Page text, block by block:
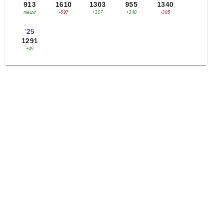
913
nieuw
1610
-697
1303
+307
955
+348
1340
-385
'25
1291
+49